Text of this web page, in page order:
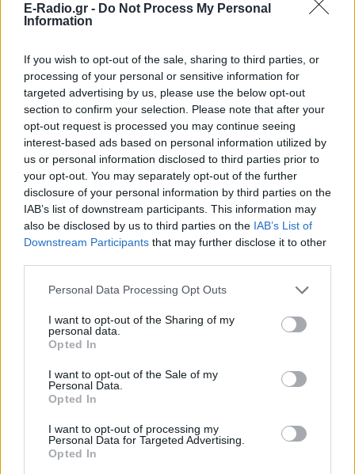
E-Radio.gr - Do Not Process My Personal
Information
If you wish to opt-out of the sale, sharing to third parties, or
processing of your personal or sensitive information for
targeted advertising by us, please use the below opt-out
section to confirm your selection. Please note that after your
opt-out request is processed you may continue seeing
interest-based ads based on personal information utilized by
us or personal information disclosed to third parties prior to
your opt-out. You may separately opt-out of the further
disclosure of your personal information by third parties on the
IAB’s list of downstream participants. This information may
also be disclosed by us to third parties on the IAB’s List of
Downstream Participants that may further disclose it to other
Personal Data Processing Opt Outs
I want to opt-out of the Sharing of my
personal data.
Opted In
I want to opt-out of the Sale of my
Personal Data.
Opted In
I want to opt-out of processing my
Personal Data for Targeted Advertising.
Opted In
Ακολουθήστε το E-Radio.gr στο
και μάθετε πρώτοιτα πιο hot νέα
Διαβάστε περισσότερα θέματα για
Ομορφιά, Σχέσεις και φυσικάCelebrities
στο νέο
Pink.gr!